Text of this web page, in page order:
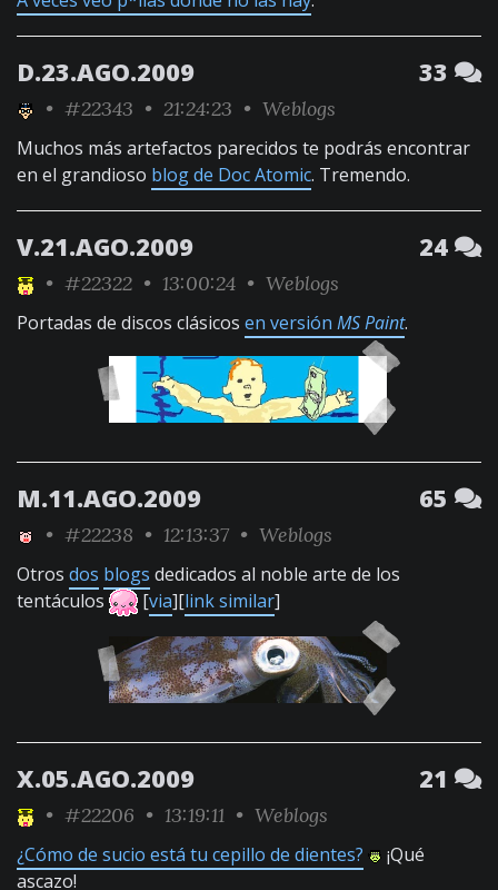
D.23.AGO.2009 33
• #22343 • 21:24:23 • Weblogs
Muchos más artefactos parecidos te podrás encontrar
en el grandioso blog de Doc Atomic. Tremendo.
V.21.AGO.2009 24
• #22322 • 13:00:24 • Weblogs
Portadas de discos clásicos en versión MS Paint.
M.11.AGO.2009 65
• #22238 • 12:13:37 • Weblogs
Otros dos blogs dedicados al noble arte de los
tentáculos
[via][link similar]
X.05.AGO.2009 21
• #22206 • 13:19:11 • Weblogs
¿Cómo de sucio está tu cepillo de dientes?
¡Qué
ascazo!